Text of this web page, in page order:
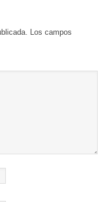
Los campos